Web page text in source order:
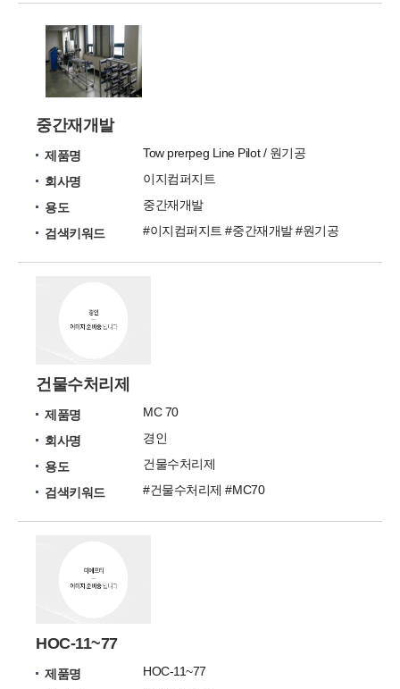
중간재개발
제품명
Tow prerpeg Line Pilot / 원기공
회사명
이지컴퍼지트
용도
중간재개발
검색키워드
#이지컴퍼지트 #중간재개발 #원기공
건물수처리제
제품명
MC 70
회사명
경인
용도
건물수처리제
검색키워드
#건물수처리제 #MC70
HOC-11~77
제품명
HOC-11~77